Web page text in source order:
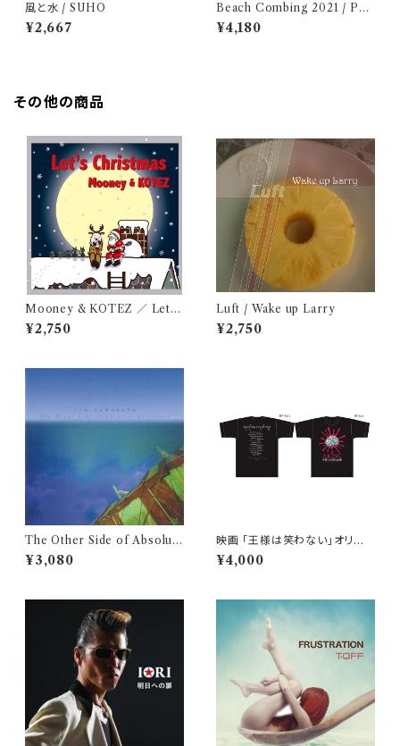
風と水 / SUHO
¥2,667
Beach Combing 2021 / Pea
ch Blue (LPレコード＋CD)
¥4,180
その他の商品
Mooney & KOTEZ ／ Let’s
Christmas
¥2,750
Luft / Wake up Larry
¥2,750
The Other Side of Absolute
Elsewhere / Jun Kawabata
¥3,080
映画 「王様は笑わない」オリジ
ナルTシャツ【Mサイズ】
¥4,000